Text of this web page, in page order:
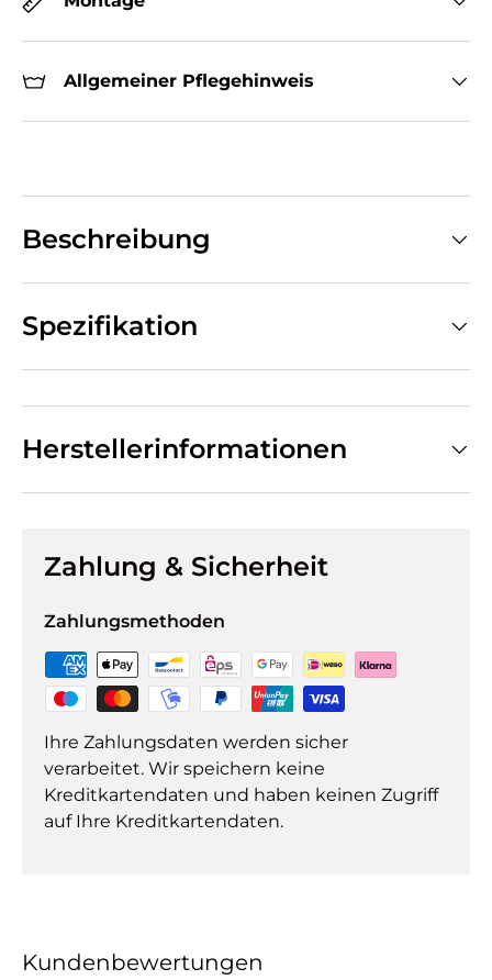
Allgemeiner Pflegehinweis
Beschreibung
Spezifikation
Herstellerinformationen
Zahlung & Sicherheit
Zahlungsmethoden
Ihre Zahlungsdaten werden sicher
verarbeitet. Wir speichern keine
Kreditkartendaten und haben keinen Zugriff
auf Ihre Kreditkartendaten.
Kundenbewertungen